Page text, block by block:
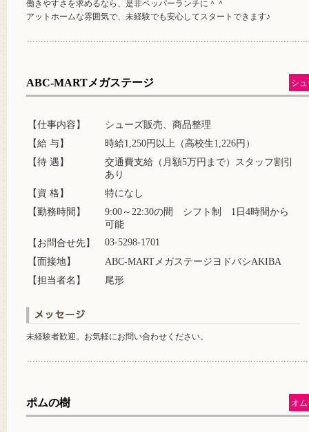
働きやすさを求めるなら、是非ペッパーランチに＾＾
アットホームな雰囲気で、未経験でも安心してスタートできます♪
ABC-MARTメガステージ シ
【仕事内容】
シューズ販売、商品整理
【給 与】
時給1,250円以上（高校生1,226円）
【待 遇】
交通費支給（月額5万円まで）スタッフ割引
あり
【資 格】
特になし
【勤務時間】
9:00～22:30の間 シフト制 1日4時間から
可能
【お問合せ先】
03-5298-1701
【面接地】
ABC-MARTメガステージヨドバシAKIBA
【担当者名】
尾形
未経験者歓迎。お気軽にお問い合わせください。
ポムの樹 オ